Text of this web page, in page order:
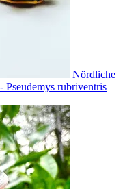
Nördliche
Pseudemys rubriventris